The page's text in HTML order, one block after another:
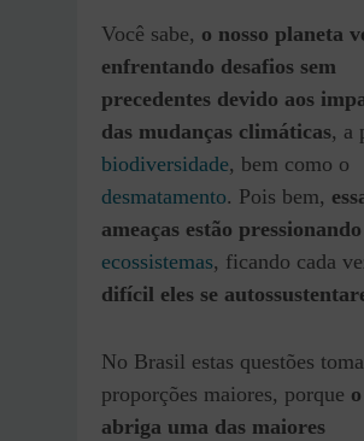
Você sabe, o nosso planeta
enfrentando desafios sem
precedentes devido aos
das mudanças climáticas, a
biodiversidade, bem como o
desmatamento. Pois bem,
ameaças estão
ecossistemas, ficando cada
difícil eles se
No Brasil estas questões
proporções maiores, porque
abriga uma das maiores